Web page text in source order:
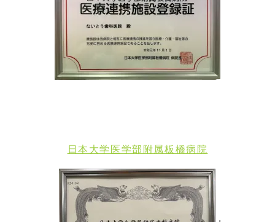
日本大学医学部附属板橋病院